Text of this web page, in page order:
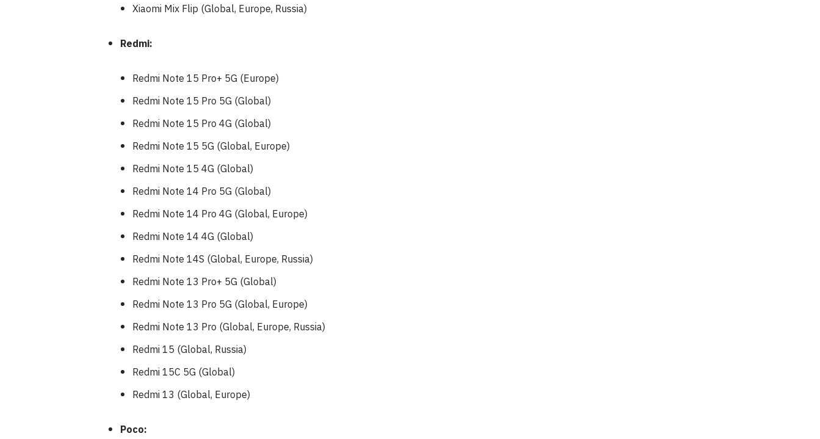
Xiaomi Mix Flip (Global, Europe, Russia)
Redmi:
Redmi Note 15 Pro+ 5G (Europe)
Redmi Note 15 Pro 5G (Global)
Redmi Note 15 Pro 4G (Global)
Redmi Note 15 5G (Global, Europe)
Redmi Note 15 4G (Global)
Redmi Note 14 Pro 5G (Global)
Redmi Note 14 Pro 4G (Global, Europe)
Redmi Note 14 4G (Global)
Redmi Note 14S (Global, Europe, Russia)
Redmi Note 13 Pro+ 5G (Global)
Redmi Note 13 Pro 5G (Global, Europe)
Redmi Note 13 Pro (Global, Europe, Russia)
Redmi 15 (Global, Russia)
Redmi 15C 5G (Global)
Redmi 13 (Global, Europe)
Poco: